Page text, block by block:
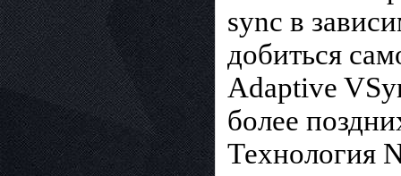
sync в
добиться
Adaptive
более
Технология